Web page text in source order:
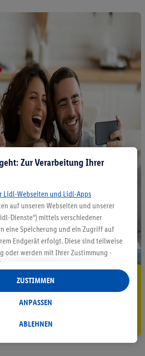
sparen³²ᵃ
Zur Verarbeitung Ihrer
Lidl-Webseiten und Lidl-Apps
auf unseren Webseiten und unserer
Dienste“) mittels verschiedener
eine Speicherung und ein Zugriff auf
Endgerät erfolgt. Diese sind teilweise
oder werden mit Ihrer Zustimmung -
mit dem IAB TCF
für personalisierte Werbung
für personalisierte Werbung werden
ABLEHNEN
ANPASSEN
ZUSTIMMEN